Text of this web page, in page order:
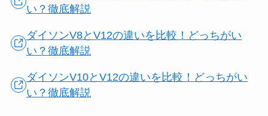
い？徹底解説
ダイソンV8とV12の違いを比較！どっちがい
い？徹底解説
ダイソンV10とV12の違いを比較！どっちがい
い？徹底解説